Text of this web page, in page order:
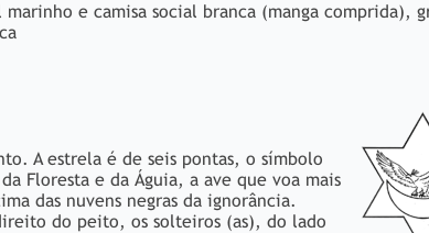
e camisa social branca (manga comprida),
A estrela é de seis pontas, o símbolo
Floresta e da Águia, a ave que voa mais
das nuvens negras da ignorância.
do peito, os solteiros (as), do lado